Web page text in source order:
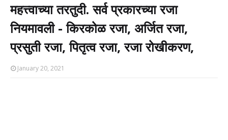
महत्त्वाच्या तरतुदी. सर्व प्रकारच्या रजा
नियमावली - किरकोळ रजा, अर्जित रजा,
प्रसुती रजा, पितृत्व रजा, रजा रोखीकरण,
January 20, 2021